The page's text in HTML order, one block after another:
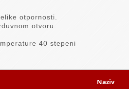
otpornosti.
otvoru.
40 stepeni
Naziv